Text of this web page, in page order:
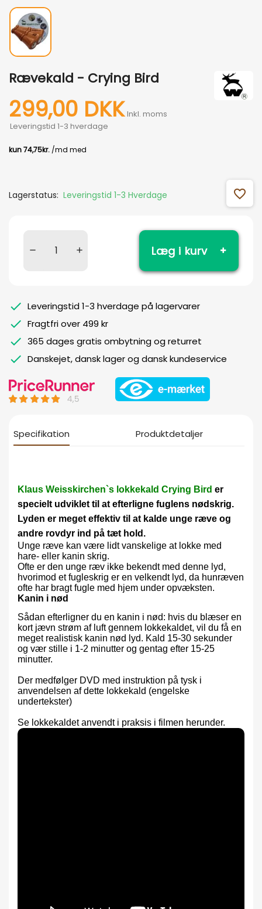
Rævekald - Crying Bird
299,00 DKK Inkl. moms
Leveringstid 1-3 hverdage
Lagerstatus: Leveringstid 1-3 Hverdage favorite_outline
Læg i kurv
Leveringstid 1-3 hverdage på lagervarer
Fragtfri over 499 kr
365 dages gratis ombytning og returret
Danskejet, dansk lager og dansk kundeservice
Specifikation Produktdetaljer
Klaus Weisskirchen`s lokkekald Crying Bird er
specielt udviklet til at efterligne fuglens nødskrig.
Lyden er meget effektiv til at kalde unge ræve og
andre rovdyr ind på tæt hold.
Unge ræve kan være lidt vanskelige at lokke med
hare- eller kanin skrig.
Ofte er den unge ræv ikke bekendt med denne lyd,
hvorimod et fugleskrig er en velkendt lyd, da hunræven
ofte har bragt fugle med hjem under opvæksten.
Kanin i nød
Sådan efterligner du en kanin i nød: hvis du blæser en
kort jævn strøm af luft gennem lokkekaldet, vil du få en
meget realistisk kanin nød lyd. Kald 15-30 sekunder
og vær stille i 1-2 minutter og gentag efter 15-25
minutter.
Der medfølger DVD med instruktion på tysk i
anvendelsen af dette lokkekald (engelske
undertekster)
Se lokkekaldet anvendt i praksis i filmen herunder.